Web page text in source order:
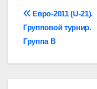
Навігація
записів
Евро-2011 (U-21).
Групповой турнир.
Группа В